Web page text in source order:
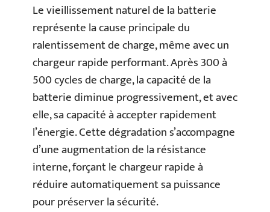
Le vieillissement naturel de la batterie
représente la cause principale du
ralentissement de charge, même avec un
chargeur rapide performant. Après 300 à
500 cycles de charge, la capacité de la
batterie diminue progressivement, et avec
elle, sa capacité à accepter rapidement
l’énergie. Cette dégradation s’accompagne
d’une augmentation de la résistance
interne, forçant le chargeur rapide à
réduire automatiquement sa puissance
pour préserver la sécurité.